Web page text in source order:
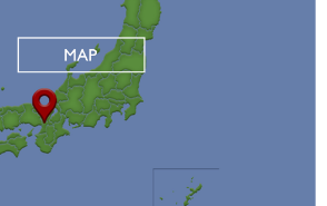
者提供について
ずれかに該当する場合を除きお
報を第三者に提供いたしませ
ら事前にご同意をいただいた場